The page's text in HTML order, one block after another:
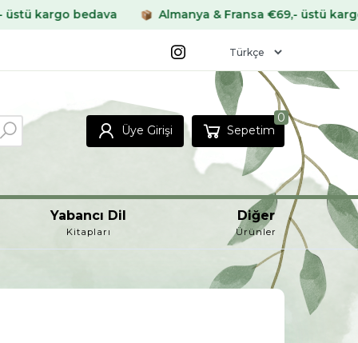
Almanya & Fransa €69,- üstü kargo bedava
Üye Girişi Sepetim
0
Yabancı Dil
Kitapları
Diğer
Ürünler